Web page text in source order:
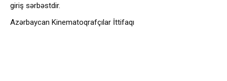
giriş sərbəstdir.
Azərbaycan Kinematoqrafçılar İttifaqı